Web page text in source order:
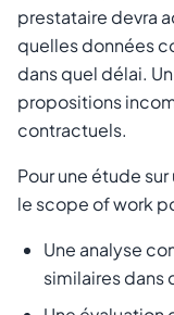
prestataire devra
quelles données
dans quel délai.
propositions
contractuels.
Pour une étude
le scope of work
Une analyse
similaires dans